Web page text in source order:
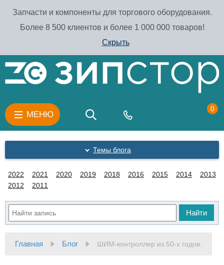
Запчасти и компоненты для торгового оборудования.
Более 8 500 клиентов и более 1 000 000 товаров!
Скрыть
МЕНЮ
0
Темы блога
2022 2021 2020 2019 2018 2016 2015 2014
2013
2012
2011
Найти
Главная Блог ШИМ-контроллер из 50-х годов.